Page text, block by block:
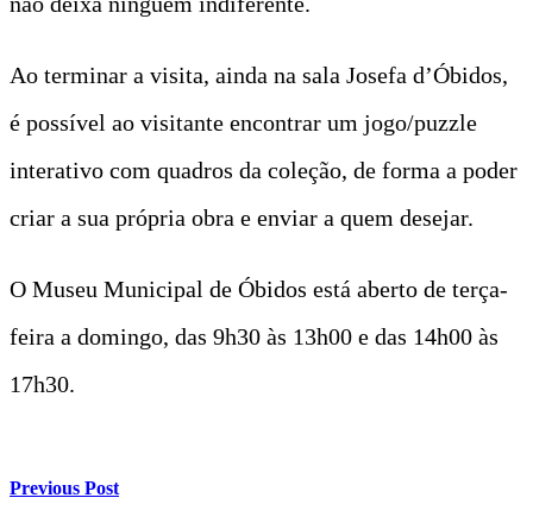
Ao terminar a visita, ainda na sala Josefa d’Óbidos,
é possível ao visitante encontrar um jogo/puzzle
interativo com quadros da coleção, de forma a poder
criar a sua própria obra e enviar a quem desejar.
O Museu Municipal de Óbidos está aberto de terça-
feira a domingo, das 9h30 às 13h00 e das 14h00 às
17h30.
Previous Post